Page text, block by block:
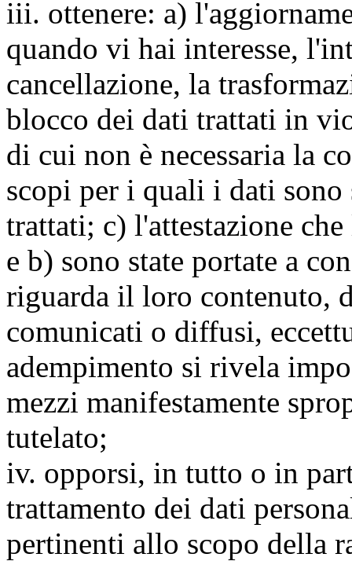
iii. ottenere: a)
quando vi hai interesse,
cancellazione, la
blocco dei dati trattati in
di cui non è necessaria la
scopi per i quali i dati sono
trattati; c) l'attestazione
e b) sono state portate a
riguarda il loro contenuto,
comunicati o diffusi,
adempimento si rivela
mezzi manifestamente
tutelato;
iv. opporsi, in tutto o in
trattamento dei dati
pertinenti allo scopo della